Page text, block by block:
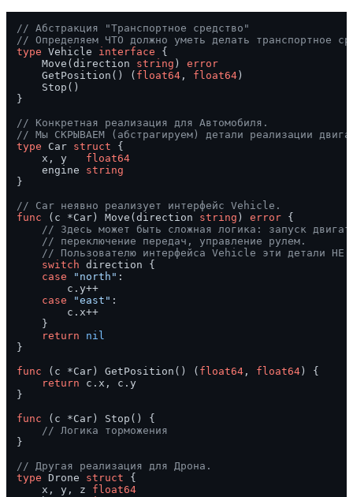
// Абстракция "Транспортное средство"
// Определяем ЧТО должно уметь делать транспортное
type Vehicle interface {
    Move(direction
string ) error
    GetPosition() (
float64 , float64 )
    Stop()
}
// Конкретная реализация для Автомобиля.
// Мы СКРЫВАЕМ (абстрагируем) детали реализации
type Car struct {
    x, y
float64
    engine
string
}
// Car неявно реализует интерфейс Vehicle.
func
(c *Car) Move(direction string ) error {
// Здесь может быть сложная логика: запуск
// переключение передач, управление рулем.
// Пользователю интерфейса Vehicle эти детали НЕ
switch direction {
case
"north" :
        c.y++
case
"east" :
        c.x++
    }
return
nil
}
func
(c *Car) GetPosition() ( float64 , float64 ) {
return c.x, c.y
}
func
(c *Car)
Stop() {
// Логика торможения
}
// Другая реализация для Дрона.
type Drone struct {
    x, y, z
float64